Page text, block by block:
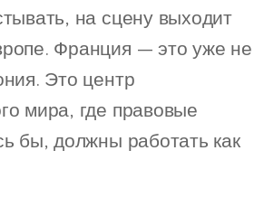
на сцену выходит
Франция — это уже не
Это центр
мира, где правовые
бы, должны работать как